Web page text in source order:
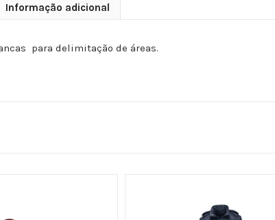
Informação adicional
para delimitação de áreas.